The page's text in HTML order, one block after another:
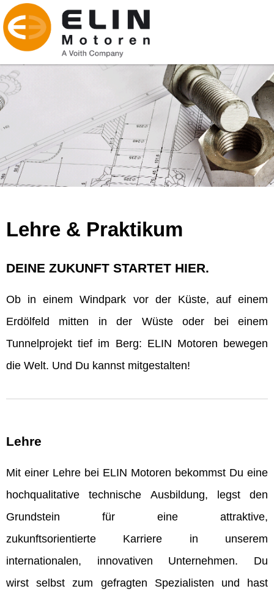
Lehre & Praktikum
DEINE ZUKUNFT STARTET HIER.
Ob in einem Windpark vor der Küste, auf einem
Erdölfeld mitten in der Wüste oder bei einem
Tunnelprojekt tief im Berg: ELIN Motoren bewegen
die Welt. Und Du kannst mitgestalten!
Lehre
Mit einer Lehre bei ELIN Motoren bekommst Du eine
hochqualitative technische Ausbildung, legst den
Grundstein für eine attraktive,
zukunftsorientierte Karriere in unserem
internationalen, innovativen Unternehmen. Du
wirst selbst zum gefragten Spezialisten und hast